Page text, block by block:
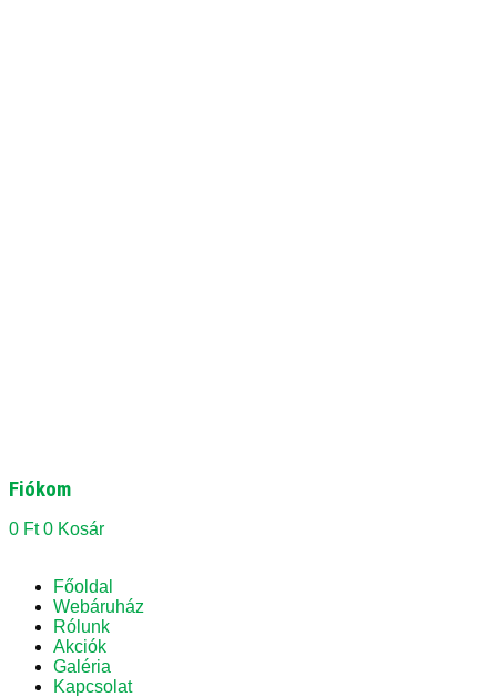
Fiókom
0 Ft 0 Kosár
Főoldal
Webáruház
Rólunk
Akciók
Galéria
Kapcsolat